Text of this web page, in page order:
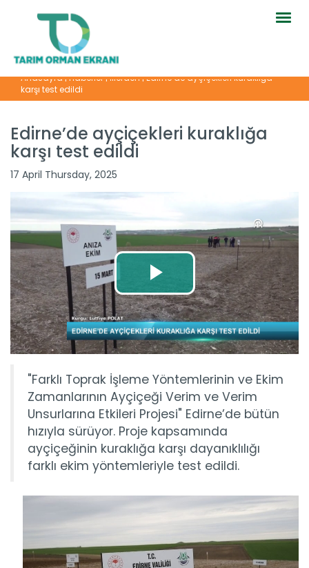
Anasayfa|Haberler|İllerden|Edirne’de ayçiçekleri kuraklığa
karşı test edildi
Edirne’de ayçiçekleri kuraklığa
karşı test edildi
17 April Thursday, 2025
"Farklı Toprak İşleme Yöntemlerinin ve Ekim
Zamanlarının Ayçiçeği Verim ve Verim
Unsurlarına Etkileri Projesi" Edirne’de bütün
hızıyla sürüyor. Proje kapsamında
ayçiçeğinin kuraklığa karşı dayanıklılığı
farklı ekim yöntemleriyle test edildi.